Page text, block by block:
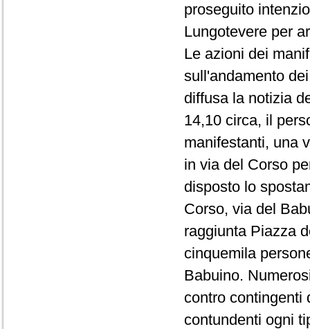
proseguito
Lungotevere per
Le azioni dei
sull'andamento
diffusa la notizia
14,10 circa, il
manifestanti, una
in via del Corso
disposto lo
Corso, via del
raggiunta Piazza
cinquemila
Babuino.
contro contingenti
contundenti ogni